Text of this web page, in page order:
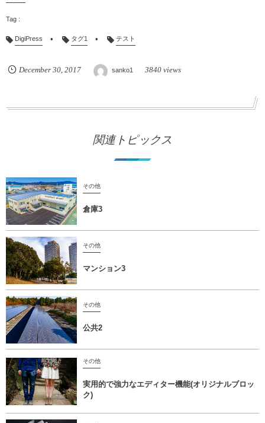
DigiPress タグ1 テスト
December 30, 2017 sanko1 3840 views
関連トピックス
その他
倉庫3
その他
マンション3
その他
公共2
その他
実用的で強力なエディター機能(オリジナルブロッ
ク)